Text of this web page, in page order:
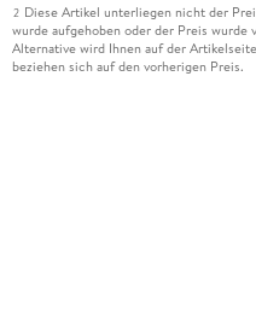
2 Diese Artikel unterliegen nicht der
wurde aufgehoben oder der Preis
Alternative wird Ihnen auf der
beziehen sich auf den vorherigen Preis.